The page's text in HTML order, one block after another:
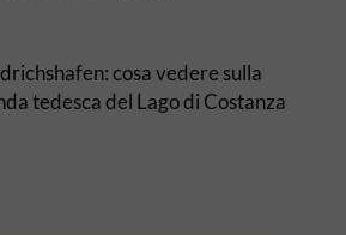
cosa vedere sulla
tedesca del Lago di Costanza